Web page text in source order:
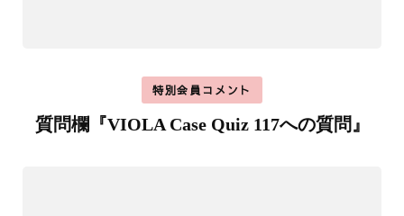
特別会員コメント
質問欄『VIOLA Case Quiz 117への質問』